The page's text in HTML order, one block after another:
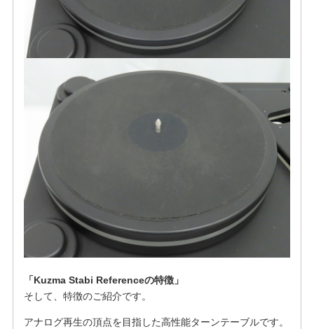
「Kuzma Stabi Referenceの特徴」
そして、特徴のご紹介です。
アナログ再生の頂点を目指した高性能ターンテーブルです。